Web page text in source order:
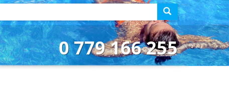
0 779 166 255